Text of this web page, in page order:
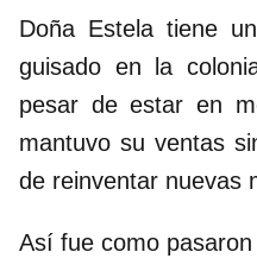
Doña Estela tiene
guisado en la
pesar de estar en
mantuvo su ventas
de reinventar nuevas
Así fue como